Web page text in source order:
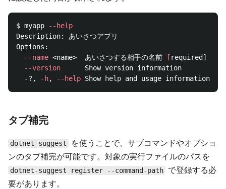
$ myapp
--help
Description: あいさつアプリ
Options:
--name <name>  あいさつする相手の名前 [ required]
--version
      Show version information
  -?,
-h, --help Show help
タブ補完
dotnet-suggest
を使うことで、サブコマンドやオプショ
ンのタブ補完が可能です。対象の実行ファイルのパスを
dotnet-suggest register --command-path
で登録する必
要があります。